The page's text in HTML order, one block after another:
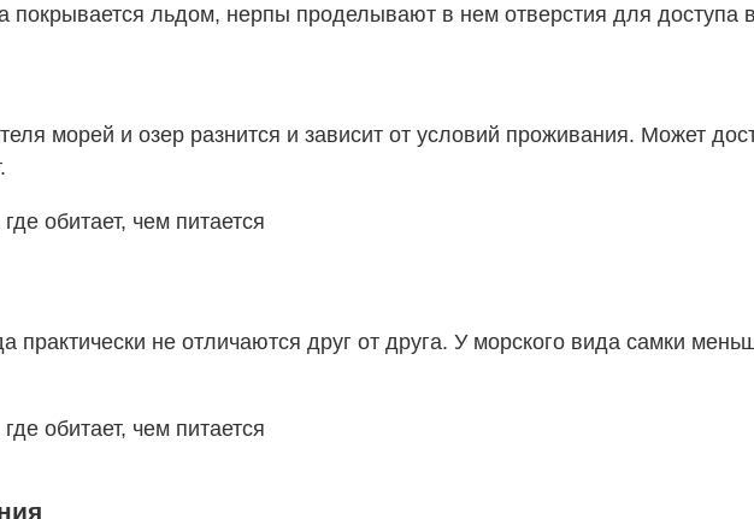
покрывается льдом, нерпы проделывают в нем отверстия для доступа
морей и озер разнится и зависит от условий проживания. Может
не отличаются друг от друга. У морского вида самки